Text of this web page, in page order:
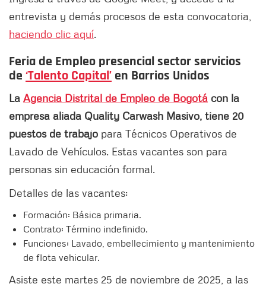
entrevista y demás procesos de esta convocatoria,
haciendo clic aquí.
Feria de Empleo presencial sector servicios
de ‘Talento Capital’ en Barrios Unidos
La Agencia Distrital de Empleo de Bogotá con la
empresa aliada Quality Carwash Masivo, tiene 20
puestos de trabajo para Técnicos Operativos de
Lavado de Vehículos. Estas vacantes son para
personas sin educación formal.
Detalles de las vacantes:
Formación: Básica primaria.
Contrato: Término indefinido.
Funciones: Lavado, embellecimiento y mantenimiento
de flota vehicular.
Asiste este martes 25 de noviembre de 2025, a las